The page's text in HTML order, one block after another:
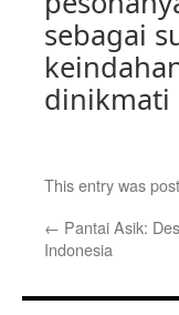
sebagai
dinikmati
This entry was
← Pantai Asik:
Indonesia